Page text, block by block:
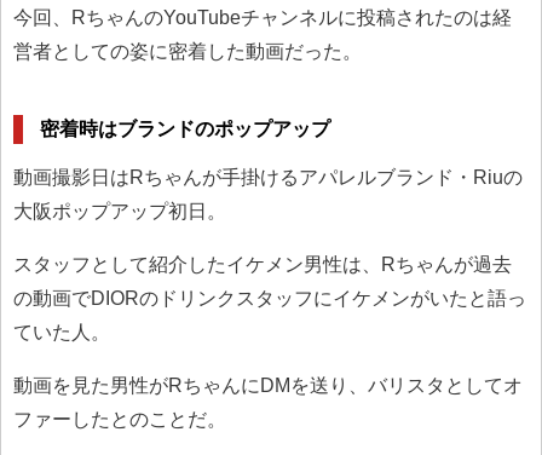
今回、RちゃんのYouTubeチャンネルに投稿されたのは経
営者としての姿に密着した動画だった。
密着時はブランドのポップアップ
動画撮影日はRちゃんが手掛けるアパレルブランド・Riuの
大阪ポップアップ初日。
スタッフとして紹介したイケメン男性は、Rちゃんが過去
の動画でDIORのドリンクスタッフにイケメンがいたと語っ
ていた人。
動画を見た男性がRちゃんにDMを送り、バリスタとしてオ
ファーしたとのことだ。